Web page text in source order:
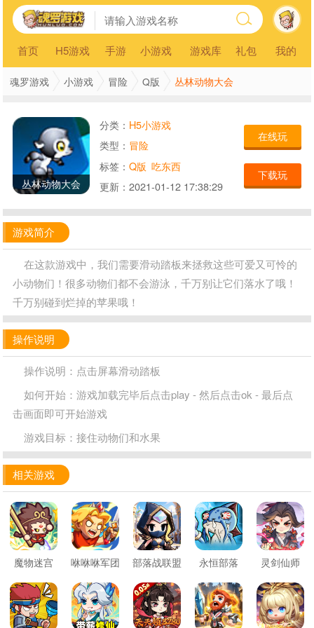
首页 H5游戏 手游 小游戏 游戏库 礼包 我的
魂罗游戏 小游戏 冒险 Q版 丛林动物大会
丛林动物大会
分类： H5小游戏
类型： 冒险
标签： Q版 吃东西
更新： 2021-01-12 17:38:29
在线玩
下载玩
游戏简介
在这款游戏中，我们需要滑动踏板来拯救这些可爱又可怜的
小动物们！很多动物们都不会游泳，千万别让它们落水了哦！
千万别碰到烂掉的苹果哦！
操作说明
操作说明：点击屏幕滑动踏板
如何开始：游戏加载完毕后点击play - 然后点击ok - 最后点
击画面即可开始游戏
游戏目标：接住动物们和水果
相关游戏
魔物迷宫 咻咻咻军团 部落战联盟 永恒部落 灵剑仙师